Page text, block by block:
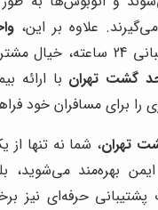
علاوه بر این،
ارائه خدمات پشتیبانی 24
گشت تهران با ارائه
را برای مسافران خود
تهران، شما نه تنها
بهره‌مند می‌شوید،
حرفه‌ای نیز